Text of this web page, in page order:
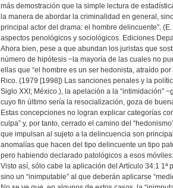
más demostración que la simple lectura de
la manera de abordar la criminalidad en general,
principal actor del drama: el hombre delincuente”.
aspectos penológicos y sociológicos. Ediciones
Ahora bien, pese a que abundan los juristas que
número de hipótesis −la mayoría de las cuales no
ellas que “el hombre es un ser hedonista, atraído
Rico. (1979 [1998]) Las sanciones penales y la
Siglo XXI; México.), la apelación a la “intimidación”
cuyo fin último sería la resocialización, goza de
Estas concepciones no logran explicar categorías
culpa” y, por tanto, cerrado el camino del
que impulsan al sujeto a la delincuencia son
anomalías que hacen del tipo delincuente un tipo
pero habiendo declarado patológicos a esos
Visto así, sólo cabe la aplicación del Artículo 34:1
sino un “inimputable” al que deberán aplicarse